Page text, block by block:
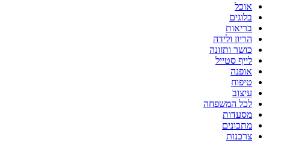
אוכל
בלוגים
בריאות
הריון ולידה
כושר ותזונה
לייף סטייל
אופנה
טיפוח
עיצוב
לכל המשפחה
מסעדות
מתכונים
צרכנות